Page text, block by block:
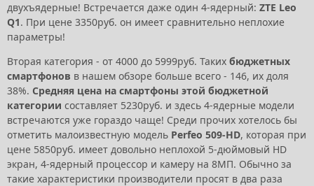
двухъядерные! Встречается даже один 4-ядерный: ZTE Leo
Q1. При цене 3350руб. он имеет сравнительно неплохие
параметры!
Вторая категория - от 4000 до 5999руб. Таких бюджетных
смартфонов в нашем обзоре больше всего - 146, их доля
38%. Средняя цена на смартфоны этой бюджетной
категории составляет 5230руб. и здесь 4-ядерные модели
встречаются уже гораздо чаще! Среди прочих хотелось бы
отметить малоизвестную модель Perfeo 509-HD, которая при
цене 5850руб. имеет довольно неплохой 5-дюймовый HD
экран, 4-ядерный процессор и камеру на 8МП. Обычно за
такие характеристики производители просят в два раза